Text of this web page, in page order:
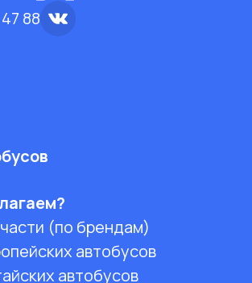
88
(по брендам)
автобусов
автобусов